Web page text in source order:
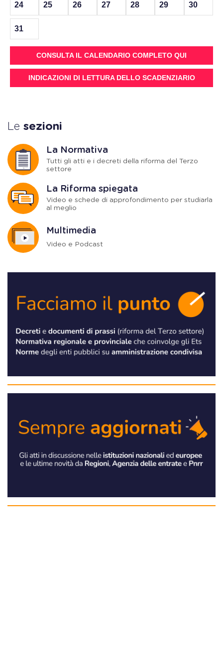
24 25 26 27 28 29 30
31
CONSULTA IL CALENDARIO COMPLETO QUI
INDICAZIONI DI LETTURA DELLO SCADENZIARIO
Le sezioni
La Normativa
Tutti gli atti e i decreti della riforma del Terzo
settore
La Riforma spiegata
Video e schede di approfondimento per studiarla
al meglio
Multimedia
Video e Podcast